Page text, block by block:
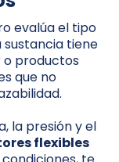
evalúa el tipo
tiene
o productos
que no
la presión y el
flexibles